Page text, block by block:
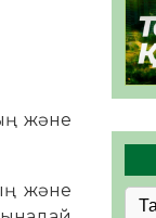
және
және